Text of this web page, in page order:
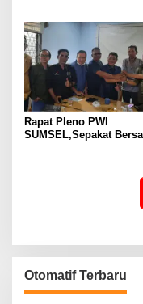
Rapat Pleno PWI
SUMSEL,Sepakat
Otomatif Terbaru